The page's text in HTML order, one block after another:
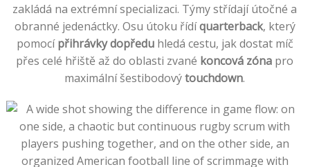
zakládá na extrémní specializaci. Týmy střídají útočné a
obranné jedenáctky. Osu útoku řídíquarterback, který
pomocípřihrávky dopředuhledá cestu, jak dostat míč
přes celé hřiště až do oblasti zvané koncová zóna pro
maximální šestibodovýtouchdown.